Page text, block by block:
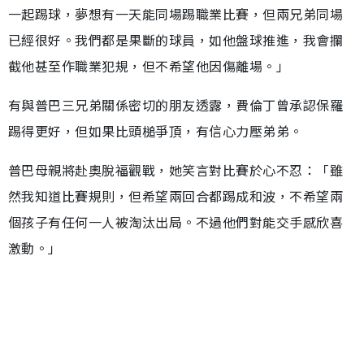
一起踢球，夢想有一天能同場踢職業比賽，但兩兄弟同場
已經很好。我們都是果斷的球員，如他盤球推進，我會攔
截他甚至作職業犯規，但不希望他因傷離場。」
有與普巴三兄弟關係密切的朋友透露，費倫丁曾承認保羅
踢得更好，但如果比頭槌爭頂，有信心力壓弟弟。
普巴母親將赴奧脫福觀戰，她笑言對比賽於心不忍：「雖
然我知道比賽規則，但希望兩回合都踢成和波，不希望兩
個孩子有任何一人被淘汰出局。不過他們對能交手感欣喜
激動。」